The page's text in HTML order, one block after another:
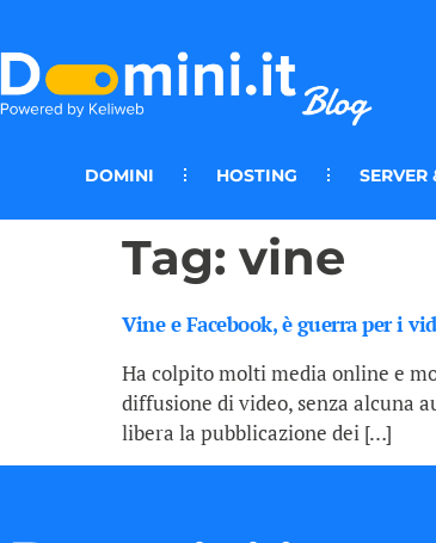
DOMINI HOSTING SERVER
Tag: vine
Vine e Facebook, è guerra per i
Ha colpito molti media online e
diffusione di video, senza alcuna
libera la pubblicazione dei […]